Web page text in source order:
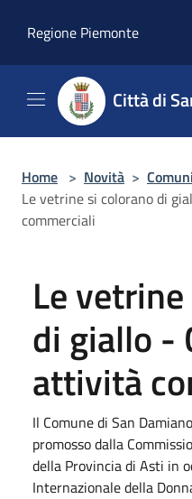
Regione Piemonte
Città di
Home > Novità >
Le vetrine si colorano di
commerciali
Le
di giallo -
attività
Il Comune di San
promosso dalla
della Provincia di Asti in
Internazionale della